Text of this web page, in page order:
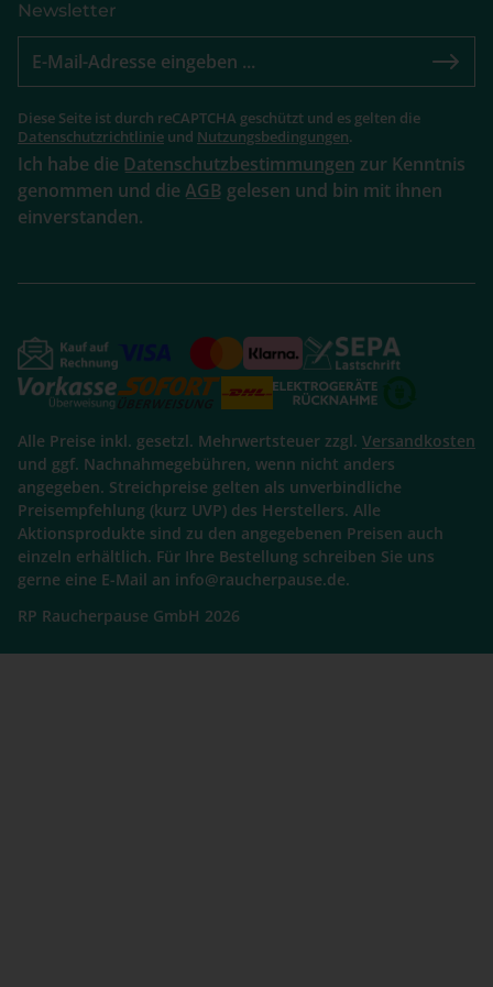
Newsletter
Diese Seite ist durch reCAPTCHA geschützt und es gelten die
Datenschutzrichtlinie und Nutzungsbedingungen.
Ich habe die Datenschutzbestimmungen zur Kenntnis
genommen und die AGB gelesen und bin mit ihnen
einverstanden.
Alle Preise inkl. gesetzl. Mehrwertsteuer zzgl. Versandkosten
und ggf. Nachnahmegebühren, wenn nicht anders
angegeben. Streichpreise gelten als unverbindliche
Preisempfehlung (kurz UVP) des Herstellers. Alle
Aktionsprodukte sind zu den angegebenen Preisen auch
einzeln erhältlich. Für Ihre Bestellung schreiben Sie uns
gerne eine E-Mail an info@raucherpause.de.
RP Raucherpause GmbH 2026